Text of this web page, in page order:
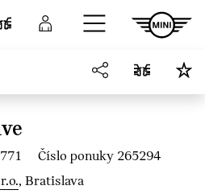
Porovnať Prihlásenie
Číslo ponuky 265294
, Bratislava